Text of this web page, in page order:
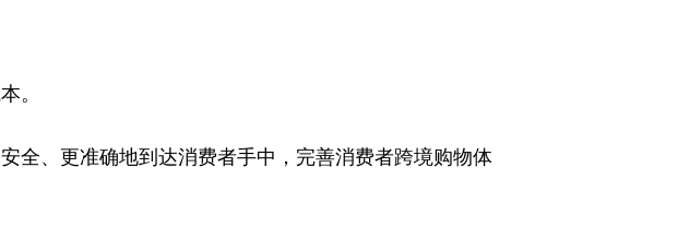
。
全、更准确地到达消费者手中，完善消费者跨境购物体